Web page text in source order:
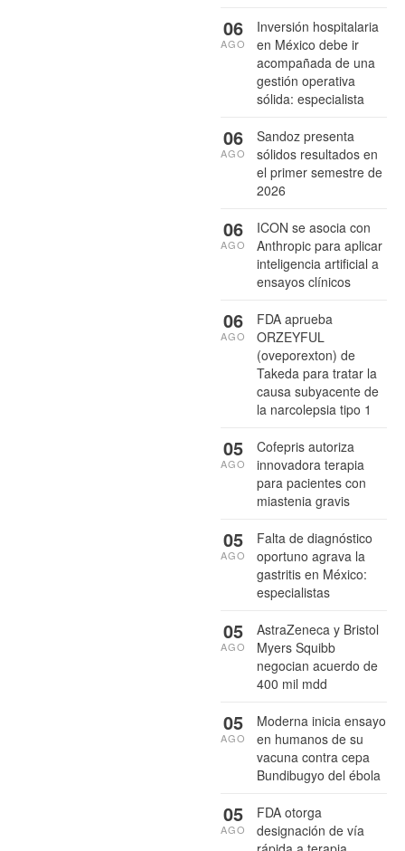
Inversión hospitalaria
en México debe ir
acompañada de una
gestión operativa
sólida: especialista
06
AGO
Sandoz presenta
sólidos resultados en
el primer semestre de
2026
06
AGO
ICON se asocia con
Anthropic para aplicar
inteligencia artificial a
ensayos clínicos
06
AGO
FDA aprueba
ORZEYFUL
(oveporexton) de
Takeda para tratar la
causa subyacente de
la narcolepsia tipo 1
06
AGO
Cofepris autoriza
innovadora terapia
para pacientes con
miastenia gravis
05
AGO
Falta de diagnóstico
oportuno agrava la
gastritis en México:
especialistas
05
AGO
AstraZeneca y Bristol
Myers Squibb
negocian acuerdo de
400 mil mdd
05
AGO
Moderna inicia ensayo
en humanos de su
vacuna contra cepa
Bundibugyo del ébola
05
AGO
FDA otorga
designación de vía
05
AGO